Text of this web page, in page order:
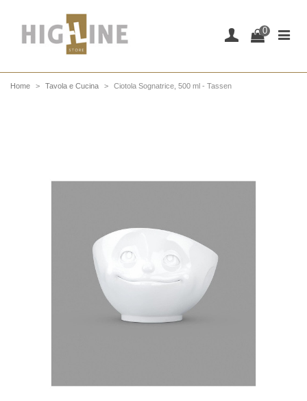
0
Home > Tavola e Cucina > Ciotola Sognatrice, 500 ml - Tassen